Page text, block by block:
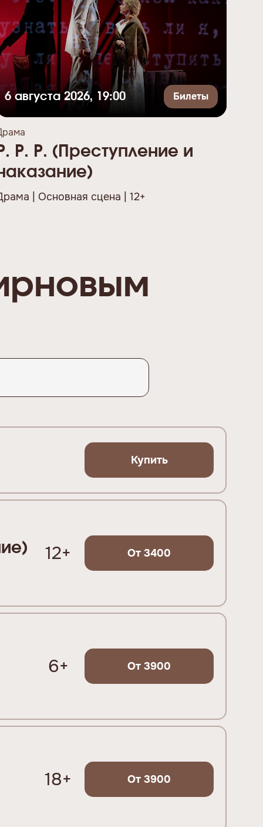
6 августа 2026, 19:00 Билеты
Р. Р. (Преступление и
| Основная сцена | 12+
Купить
12+ От 3400
6+ От 3900
18+ От 3900